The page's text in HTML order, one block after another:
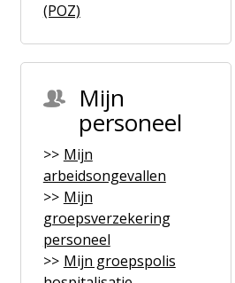
(POZ)
Mijn
personeel
Mijn
arbeidsongevallen
Mijn
groepsverzekering
personeel
Mijn groepspolis